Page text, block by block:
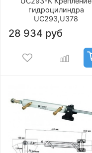
гидроцилиндра
UC293,U378
28 934 руб